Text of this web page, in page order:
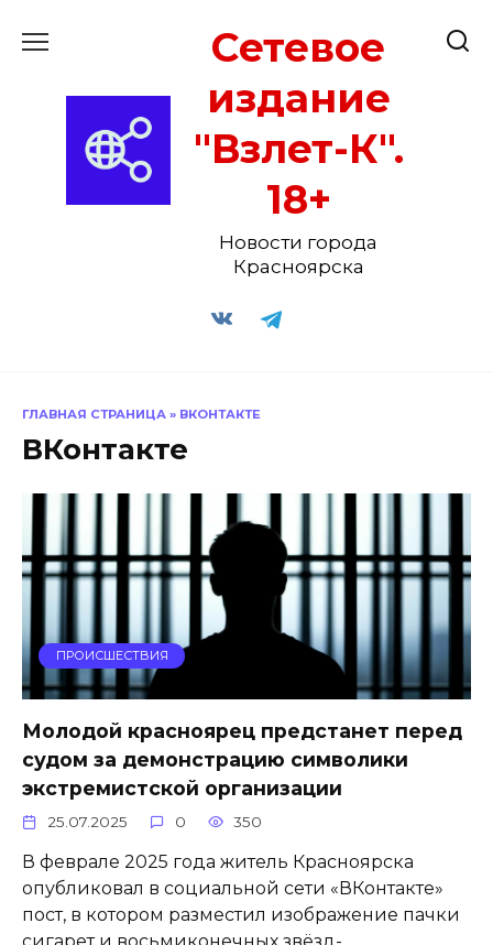
Сетевое
издание
"Взлет-К".
18+
Новости города
Красноярска
ГЛАВНАЯ СТРАНИЦА » ВКОНТАКТЕ
ВКонтакте
ПРОИСШЕСТВИЯ
Молодой красноярец предстанет перед
судом за демонстрацию символики
экстремистской организации
25.07.2025 0 350
В феврале 2025 года житель Красноярска
опубликовал в социальной сети «ВКонтакте»
пост, в котором разместил изображение пачки